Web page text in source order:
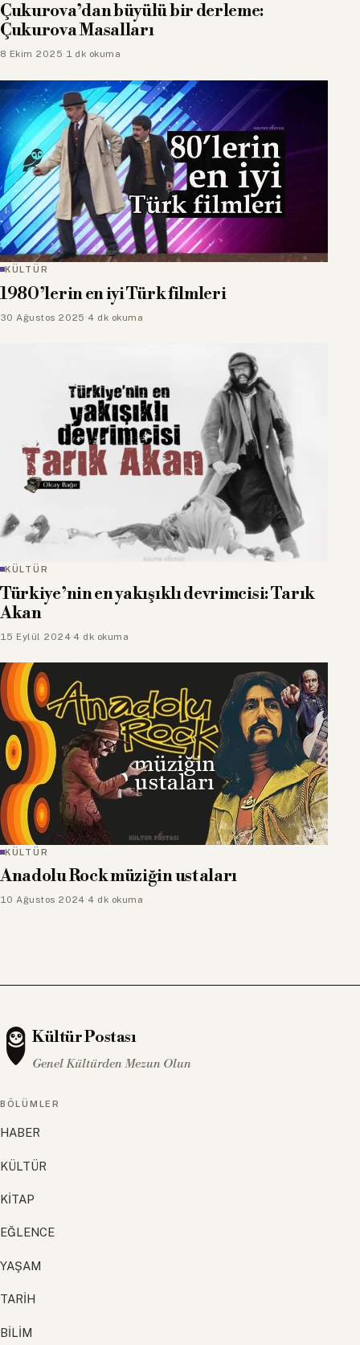
Çukurova’dan büyülü bir derleme:
Çukurova Masalları
8 Ekim 2025· 1 dk okuma
KÜLTÜR
1980’lerin en iyi Türk filmleri
30 Ağustos 2025 ·4 dk okuma
KÜLTÜR
Türkiye’nin en yakışıklı devrimcisi: Tarık
Akan
15 Eylül 2024·4 dk okuma
KÜLTÜR
Anadolu Rock müziğin ustaları
10 Ağustos 2024·4 dk okuma
Kültür Postası
Genel Kültürden Mezun Olun
BÖLÜMLER
HABER
KÜLTÜR
KİTAP
EĞLENCE
YAŞAM
TARİH
BİLİM